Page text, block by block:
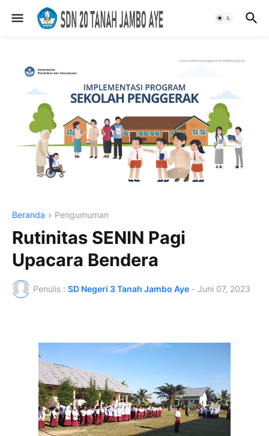
Beranda Pengumuman
Rutinitas SENIN Pagi
Upacara Bendera
Penulis : SD Negeri 3 Tanah Jambo Aye - Juni 07, 2023